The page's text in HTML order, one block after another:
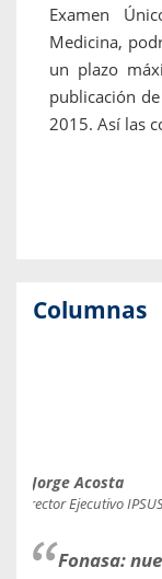
Examen
Medicina,
un plazo
publicación
2015. Así las
Columnas
Jorge Acosta
Director Ejecutivo
Fonasa: